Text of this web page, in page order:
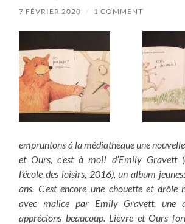
7 FÉVRIER 2020 / 1 COMMENT
empruntons à la médiathèque une
et Ours, c’est à moi! d’Emily Gravett
l’école des loisirs, 2016), un album
ans. C’est encore une chouette et drôle
avec malice par Emily Gravett, une
apprécions beaucoup. Lièvre et Ours